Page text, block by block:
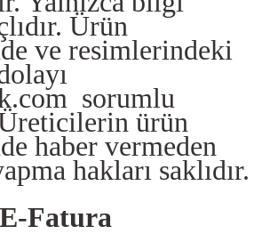
Ürün
ve resimlerindeki
sorumlu
ürün
haber vermeden
hakları saklıdır.
Fatura